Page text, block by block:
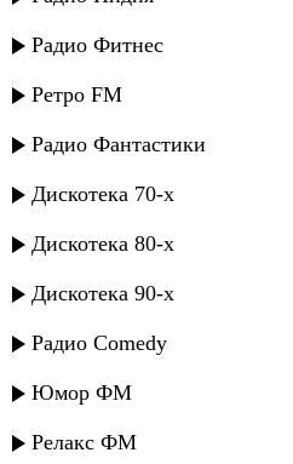
Радио Фитнес
Ретро FM
Радио Фантастики
Дискотека 70-х
Дискотека 80-х
Дискотека 90-х
Радио Comedy
Юмор ФМ
Релакс ФМ
Хасбулат Рахманов -
Заур Асевов - Только ты
Зайнаб Махаева - Только
Руслан Аджиев -
Руслан Рамазанов -